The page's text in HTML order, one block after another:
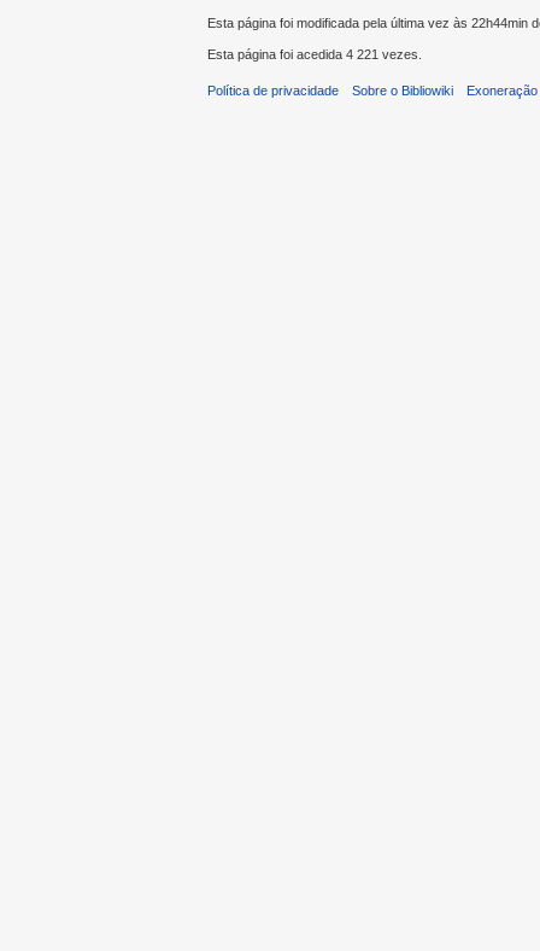
Esta página foi modificada pela última vez às 22h44min
Esta página foi acedida 4 221 vezes.
Política de privacidade Sobre o Bibliowiki